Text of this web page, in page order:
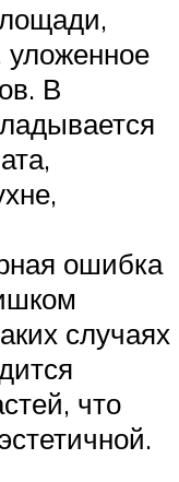
уложенное
В
ошибка
случаях
что